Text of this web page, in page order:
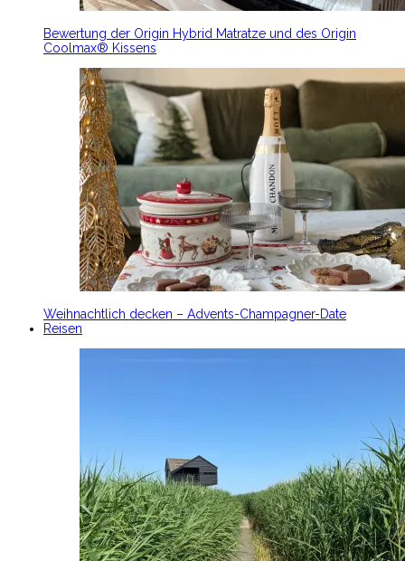
Bewertung der Origin Hybrid Matratze und des Origin
Coolmax® Kissens
Weihnachtlich decken – Advents-Champagner-Date
Reisen